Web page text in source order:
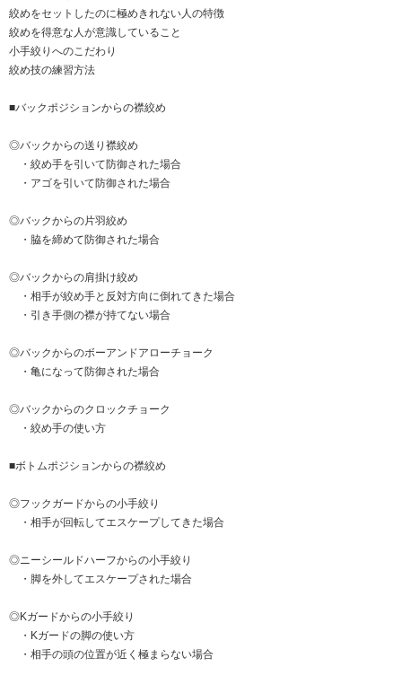
絞めをセットしたのに極めきれない人の特徴
絞めを得意な人が意識していること
小手絞りへのこだわり
絞め技の練習方法
■バックポジションからの襟絞め
◎バックからの送り襟絞め
・絞め手を引いて防御された場合
・アゴを引いて防御された場合
◎バックからの片羽絞め
・脇を締めて防御された場合
◎バックからの肩掛け絞め
・相手が絞め手と反対方向に倒れてきた場合
・引き手側の襟が持てない場合
◎バックからのボーアンドアローチョーク
・亀になって防御された場合
◎バックからのクロックチョーク
・絞め手の使い方
■ボトムポジションからの襟絞め
◎フックガードからの小手絞り
・相手が回転してエスケープしてきた場合
◎ニーシールドハーフからの小手絞り
・脚を外してエスケープされた場合
◎Kガードからの小手絞り
・Kガードの脚の使い方
・相手の頭の位置が近く極まらない場合